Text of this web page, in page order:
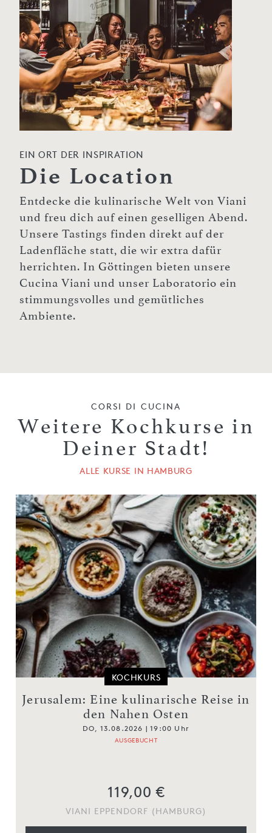
EIN ORT DER INSPIRATION
Die Location
Entdecke die kulinarische Welt von Viani
und freu dich auf einen geselligen Abend.
Unsere Tastings finden direkt auf der
Ladenfläche statt, die wir extra dafür
herrichten. In Göttingen bieten unsere
Cucina Viani und unser Laboratorio ein
stimmungsvolles und gemütliches
Ambiente.
CORSI DI CUCINA
Weitere Kochkurse in
Deiner Stadt!
ALLE KURSE IN HAMBURG
KOCHKURS
Jerusalem: Eine kulinarische Reise in
den Nahen Osten
DO, 13.08.2026 | 19:00 Uhr
AUSGEBUCHT
119,00 €
VIANI EPPENDORF (HAMBURG)